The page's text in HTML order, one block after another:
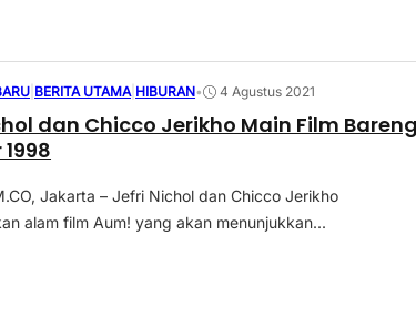
BERITA UTAMA HIBURAN• 4 Agustus 2021
dan Chicco Jerikho Main Film Bareng
Jakarta – Jefri Nichol dan Chicco Jerikho
alam film Aum! yang akan menunjukkan...